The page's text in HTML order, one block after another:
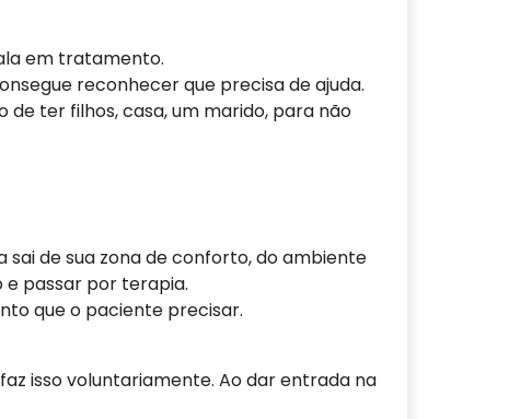
em tratamento.
reconhecer que precisa de ajuda.
ter filhos, casa, um marido, para não
de sua zona de conforto, do ambiente
e passar por terapia.
que o paciente precisar.
isso voluntariamente. Ao dar entrada na